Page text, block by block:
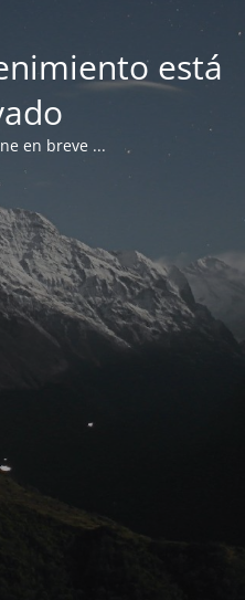
está
en breve ...